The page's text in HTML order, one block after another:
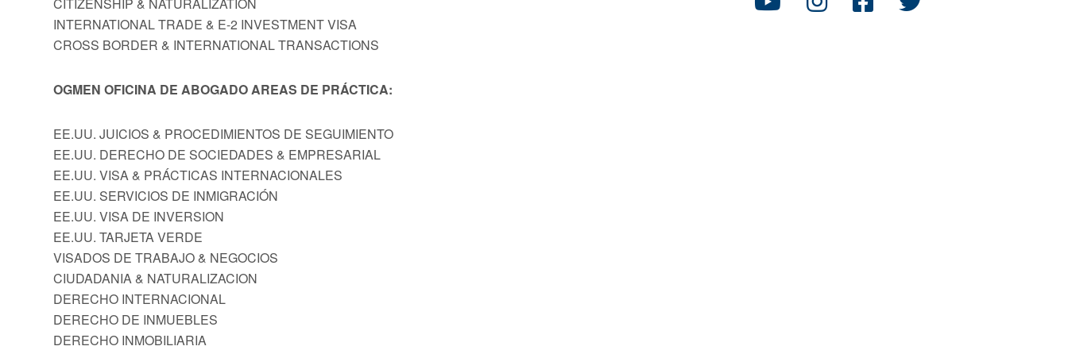
INTERNATIONAL TRADE & E-2 INVESTMENT VISA
CROSS BORDER & INTERNATIONAL TRANSACTIONS
OGMEN OFICINA DE ABOGADO AREAS DE PRÁCTICA:
EE.UU. JUICIOS & PROCEDIMIENTOS DE SEGUIMIENTO
EE.UU. DERECHO DE SOCIEDADES & EMPRESARIAL
EE.UU. VISA & PRÁCTICAS INTERNACIONALES
EE.UU. SERVICIOS DE INMIGRACIÓN
EE.UU. VISA DE INVERSION
EE.UU. TARJETA VERDE
VISADOS DE TRABAJO & NEGOCIOS
CIUDADANIA & NATURALIZACION
DERECHO INTERNACIONAL
DERECHO DE INMUEBLES
DERECHO INMOBILIARIA